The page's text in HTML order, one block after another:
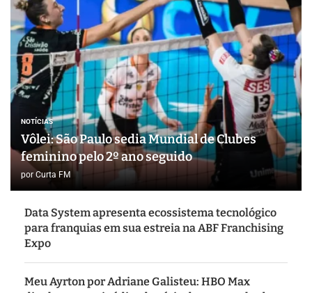
NOTÍCIAS
Vôlei: São Paulo sedia Mundial de Clubes
feminino pelo 2º ano seguido
por Curta FM
Data System apresenta ecossistema tecnológico
para franquias em sua estreia na ABF Franchising
Expo
Meu Ayrton por Adriane Galisteu: HBO Max